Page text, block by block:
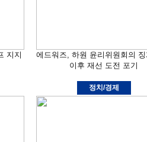
지지
에드워즈, 하원 윤리위원회의
이후 재선 도전 포기
정치/경제